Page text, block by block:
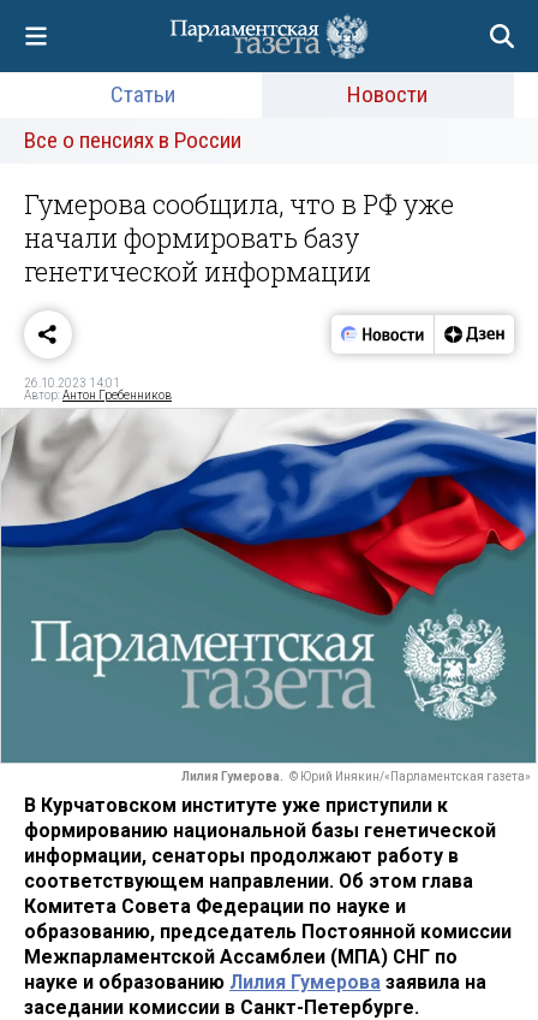
Статьи
Новости
Все о пенсиях в России
Гумерова сообщила, что в РФ уже
начали формировать базу
генетической информации
26.10.2023 14:01
Автор:Антон Гребенников
Лилия Гумерова. © Юрий Инякин/«Парламентская газета»
В Курчатовском институте уже приступили к
формированию национальной базы генетической
информации, сенаторы продолжают работу в
соответствующем направлении. Об этом глава
Комитета Совета Федерации по науке и
образованию, председатель Постоянной комиссии
Межпарламентской Ассамблеи (МПА) СНГ по
науке и образованию Лилия Гумерова заявила на
заседании комиссии в Санкт-Петербурге.